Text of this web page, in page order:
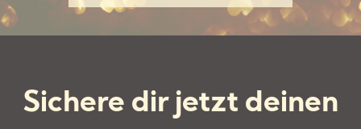
Sichere dir jetzt deinen